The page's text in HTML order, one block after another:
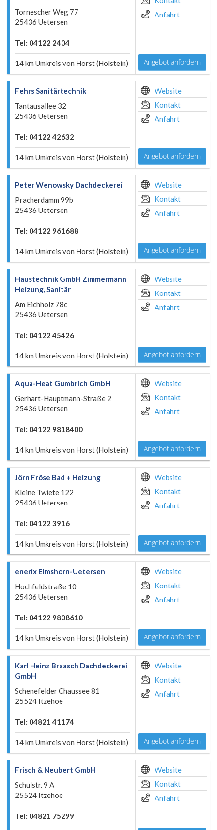
Tornescher Weg 77
25436 Uetersen
Tel: 04122 2404
14 km Umkreis von Horst (Holstein)
Anfahrt
Angebot anfordern
Fehrs Sanitärtechnik
Tantausallee 32
25436 Uetersen
Tel: 04122 42632
14 km Umkreis von Horst (Holstein)
Website
Kontakt
Anfahrt
Angebot anfordern
Peter Wenowsky Dachdeckerei
Pracherdamm 99b
25436 Uetersen
Tel: 04122 961688
14 km Umkreis von Horst (Holstein)
Website
Kontakt
Anfahrt
Angebot anfordern
Haustechnik GmbH Zimmermann
Heizung, Sanitär
Am Eichholz 78c
25436 Uetersen
Tel: 04122 45426
14 km Umkreis von Horst (Holstein)
Website
Kontakt
Anfahrt
Angebot anfordern
Aqua-Heat Gumbrich GmbH
Gerhart-Hauptmann-Straße 2
25436 Uetersen
Tel: 04122 9818400
14 km Umkreis von Horst (Holstein)
Website
Kontakt
Anfahrt
Angebot anfordern
Jörn Fröse Bad + Heizung
Kleine Twiete 122
25436 Uetersen
Tel: 04122 3916
14 km Umkreis von Horst (Holstein)
Website
Kontakt
Anfahrt
Angebot anfordern
enerix Elmshorn-Uetersen
Hochfeldstraße 10
25436 Uetersen
Tel: 04122 9808610
14 km Umkreis von Horst (Holstein)
Website
Kontakt
Anfahrt
Angebot anfordern
Karl Heinz Braasch Dachdeckerei
GmbH
Schenefelder Chaussee 81
25524 Itzehoe
Tel: 04821 41174
14 km Umkreis von Horst (Holstein)
Website
Kontakt
Anfahrt
Angebot anfordern
Frisch & Neubert GmbH
Schulstr. 9 A
25524 Itzehoe
Tel: 04821 75299
Website
Kontakt
Anfahrt